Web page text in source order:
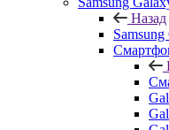
Назад